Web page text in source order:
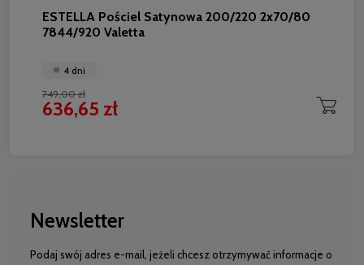
ESTELLA Pościel Satynowa 200/220 2x70/80
7844/920 Valetta
4 dni
749,00 zł
636,65 zł
Newsletter
Podaj swój adres e-mail, jeżeli chcesz otrzymywać informacje o